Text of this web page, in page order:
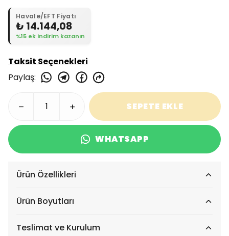
Havale/EFT Fiyatı
₺ 14.144,08
%15 ek indirim kazanın
Taksit Seçenekleri
Paylaş:
SEPETE EKLE
WHATSAPP
Ürün Özellikleri
Ürün Boyutları
Teslimat ve Kurulum